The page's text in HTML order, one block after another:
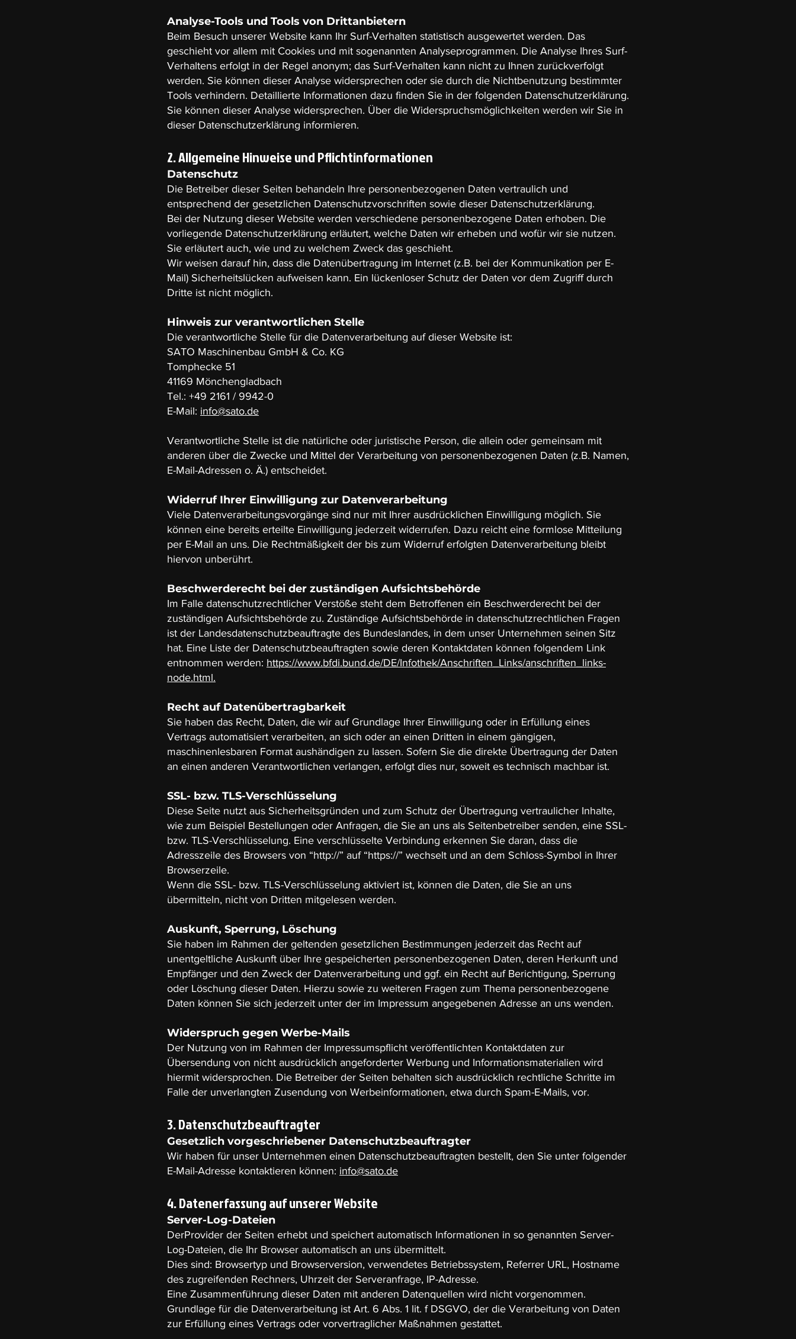
Analyse-Tools und Tools von Drittanbietern
Beim Besuch unserer Website kann Ihr Surf-Verhalten statistisch ausgewertet werden. Das
geschieht vor allem mit Cookies und mit sogenannten Analyseprogrammen. Die Analyse Ihres Surf-
Verhaltens erfolgt in der Regel anonym; das Surf-Verhalten kann nicht zu Ihnen zurückverfolgt
werden. Sie können dieser Analyse widersprechen oder sie durch die Nichtbenutzung bestimmter
Tools verhindern. Detaillierte Informationen dazu finden Sie in der folgenden Datenschutzerklärung.
Sie können dieser Analyse widersprechen. Über die Widerspruchsmöglichkeiten werden wir Sie in
dieser Datenschutzerklärung informieren.
2. Allgemeine Hinweise und Pflichtinformationen
Datenschutz
Die Betreiber dieser Seiten behandeln Ihre personenbezogenen Daten vertraulich und
entsprechend der gesetzlichen Datenschutzvorschriften sowie dieser Datenschutzerklärung.
Bei der Nutzung dieser Website werden verschiedene personenbezogene Daten erhoben. Die
vorliegende Datenschutzerklärung erläutert, welche Daten wir erheben und wofür wir sie nutzen.
Sie erläutert auch, wie und zu welchem Zweck das geschieht.
Wir weisen darauf hin, dass die Datenübertragung im Internet (z.B. bei der Kommunikation per E-
Mail) Sicherheitslücken aufweisen kann. Ein lückenloser Schutz der Daten vor dem Zugriff durch
Dritte ist nicht möglich.
Hinweis zur verantwortlichen Stelle
Die verantwortliche Stelle für die Datenverarbeitung auf dieser Website ist:
SATO Maschinenbau GmbH & Co. KG
Tomphecke 51
41169 Mönchengladbach
Tel.: +49 2161 / 9942-0
E-Mail: info@sato.de
Verantwortliche Stelle ist die natürliche oder juristische Person, die allein oder gemeinsam mit
anderen über die Zwecke und Mittel der Verarbeitung von personenbezogenen Daten (z.B. Namen,
E-Mail-Adressen o. Ä.) entscheidet.
Widerruf Ihrer Einwilligung zur Datenverarbeitung
Viele Datenverarbeitungsvorgänge sind nur mit Ihrer ausdrücklichen Einwilligung möglich. Sie
können eine bereits erteilte Einwilligung jederzeit widerrufen. Dazu reicht eine formlose Mitteilung
per E-Mail an uns. Die Rechtmäßigkeit der bis zum Widerruf erfolgten Datenverarbeitung bleibt
hiervon unberührt.
Beschwerderecht bei der zuständigen Aufsichtsbehörde
Im Falle datenschutzrechtlicher Verstöße steht dem Betroffenen ein Beschwerderecht bei der
zuständigen Aufsichtsbehörde zu. Zuständige Aufsichtsbehörde in datenschutzrechtlichen Fragen
ist der Landesdatenschutzbeauftragte des Bundeslandes, in dem unser Unternehmen seinen Sitz
hat. Eine Liste der Datenschutzbeauftragten sowie deren Kontaktdaten können folgendem Link
entnommen werden: https://www.bfdi.bund.de/DE/Infothek/Anschriften_Links/anschriften_links-
node.html.
Recht auf Datenübertragbarkeit
Sie haben das Recht, Daten, die wir auf Grundlage Ihrer Einwilligung oder in Erfüllung eines
Vertrags automatisiert verarbeiten, an sich oder an einen Dritten in einem gängigen,
maschinenlesbaren Format aushändigen zu lassen. Sofern Sie die direkte Übertragung der Daten
an einen anderen Verantwortlichen verlangen, erfolgt dies nur, soweit es technisch machbar ist.
SSL- bzw. TLS-Verschlüsselung
Diese Seite nutzt aus Sicherheitsgründen und zum Schutz der Übertragung vertraulicher Inhalte,
wie zum Beispiel Bestellungen oder Anfragen, die Sie an uns als Seitenbetreiber senden, eine SSL-
bzw. TLS-Verschlüsselung. Eine verschlüsselte Verbindung erkennen Sie daran, dass die
Adresszeile des Browsers von “http://” auf “https://” wechselt und an dem Schloss-Symbol in Ihrer
Browserzeile.
Wenn die SSL- bzw. TLS-Verschlüsselung aktiviert ist, können die Daten, die Sie an uns
übermitteln, nicht von Dritten mitgelesen werden.
Auskunft, Sperrung, Löschung
Sie haben im Rahmen der geltenden gesetzlichen Bestimmungen jederzeit das Recht auf
unentgeltliche Auskunft über Ihre gespeicherten personenbezogenen Daten, deren Herkunft und
Empfänger und den Zweck der Datenverarbeitung und ggf. ein Recht auf Berichtigung, Sperrung
oder Löschung dieser Daten. Hierzu sowie zu weiteren Fragen zum Thema personenbezogene
Daten können Sie sich jederzeit unter der im Impressum angegebenen Adresse an uns wenden.
Widerspruch gegen Werbe-Mails
Der Nutzung von im Rahmen der Impressumspflicht veröffentlichten Kontaktdaten zur
Übersendung von nicht ausdrücklich angeforderter Werbung und Informationsmaterialien wird
hiermit widersprochen. Die Betreiber der Seiten behalten sich ausdrücklich rechtliche Schritte im
Falle der unverlangten Zusendung von Werbeinformationen, etwa durch Spam-E-Mails, vor.
3. Datenschutzbeauftragter
Gesetzlich vorgeschriebener Datenschutzbeauftragter
Wir haben für unser Unternehmen einen Datenschutzbeauftragten bestellt, den Sie unter folgender
E-Mail-Adresse kontaktieren können: info@sato.de
4. Datenerfassung auf unserer Website
Server-Log-Dateien
DerProvider der Seiten erhebt und speichert automatisch Informationen in so genannten Server-
Log-Dateien, die Ihr Browser automatisch an uns übermittelt.
Dies sind: Browsertyp und Browserversion, verwendetes Betriebssystem, Referrer URL, Hostname
des zugreifenden Rechners, Uhrzeit der Serveranfrage, IP-Adresse.
Eine Zusammenführung dieser Daten mit anderen Datenquellen wird nicht vorgenommen.
Grundlage für die Datenverarbeitung ist Art. 6 Abs. 1 lit. f DSGVO, der die Verarbeitung von Daten
zur Erfüllung eines Vertrags oder vorvertraglicher Maßnahmen gestattet.